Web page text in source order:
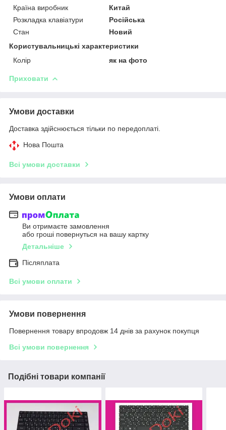
Країна виробник
Китай
Розкладка клавіатури
Російська
Стан
Новий
Користувальницькі характеристики
Колір
як на фото
Приховати
Умови доставки
Доставка здійснюється тільки по передоплаті.
Нова Пошта
Всі умови доставки
Умови оплати
Ви отримаєте замовлення
або гроші повернуться на вашу картку
Детальніше
Післяплата
Всі умови оплати
Умови повернення
Повернення товару впродовж 14 днів за рахунок покупця
Всі умови повернення
Подібні товари компанії